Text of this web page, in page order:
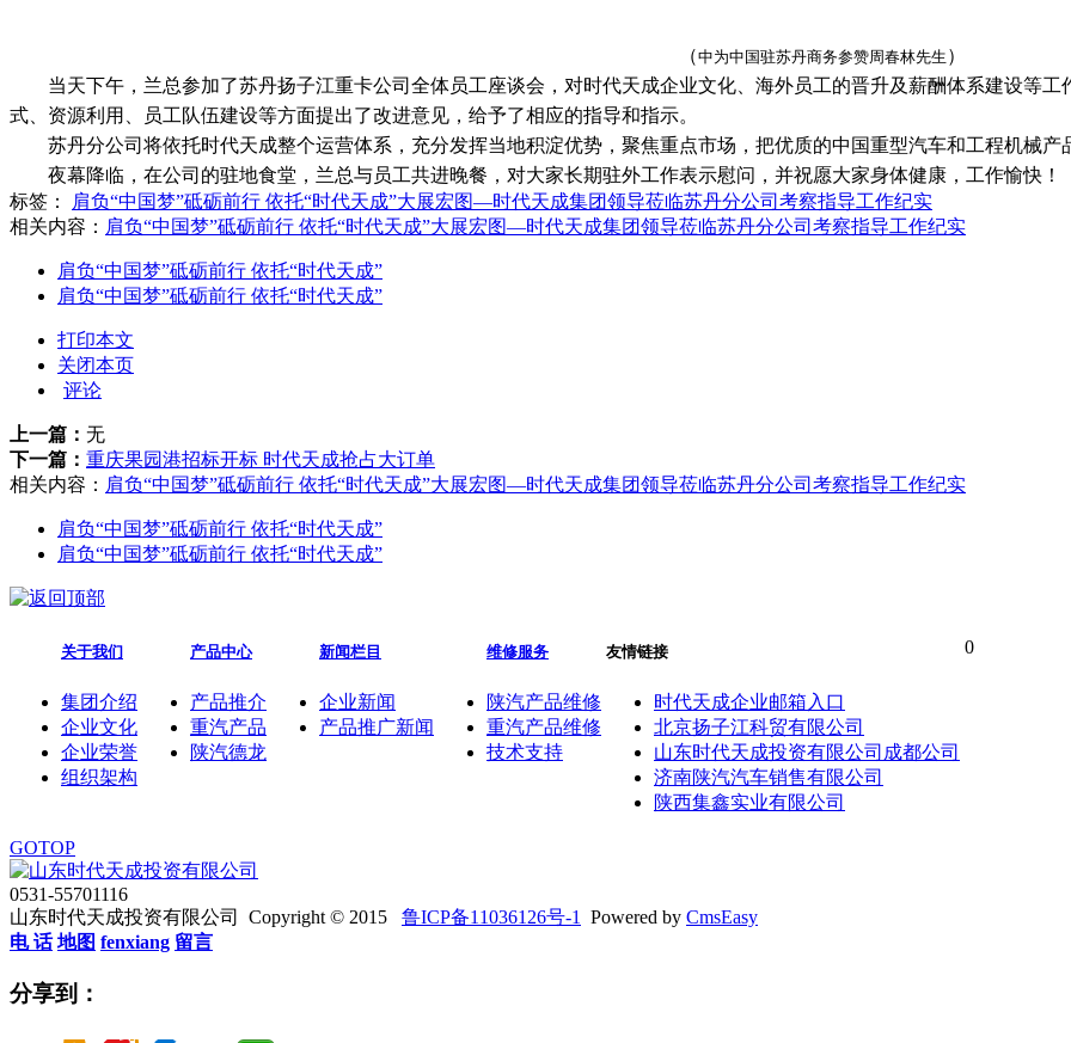
（中为中国驻苏丹商务参赞周春林先生 ）
当天下午，兰总参加了苏丹扬子江重卡公司全体员工座谈会，对时代天成企业文化、海外员工的晋升及薪酬体系建设等
式、资源利用、员工队伍建设等方面提出了改进意见，给予了相应的指导和指示。
苏丹分公司将依托时代天成整个运营体系，充分发挥当地积淀优势，聚焦重点市场，把优质的中国重型汽车和工程机械
夜幕降临，在公司的驻地食堂，兰总与员工共进晚餐，对大家长期驻外工作表示慰问，并祝愿大家身体健康，工作愉快！
标签：
肩负“中国梦”砥砺前行 依托“时代天成”大展宏图—时代天成集团领导莅临苏丹分公司考察指导工作纪实
相关内容： 肩负“中国梦”砥砺前行 依托“时代天成”大展宏图—时代天成集团领导莅临苏丹分公司考察指导工作纪实
肩负“中国梦”砥砺前行 依托“时代天成”
肩负“中国梦”砥砺前行 依托“时代天成”
打印本文
关闭本页
评论
上一篇： 无
下一篇： 重庆果园港招标开标 时代天成抢占大订单
相关内容： 肩负“中国梦”砥砺前行 依托“时代天成”大展宏图—时代天成集团领导莅临苏丹分公司考察指导工作纪实
肩负“中国梦”砥砺前行 依托“时代天成”
肩负“中国梦”砥砺前行 依托“时代天成”
关于我们
集团介绍
企业文化
企业荣誉
组织架构
产品中心
产品推介
重汽产品
陕汽德龙
新闻栏目
企业新闻
产品推广新闻
维修服务
陕汽产品维修
重汽产品维修
技术支持
友情链接
时代天成企业邮箱入口
北京扬子江科贸有限公司
山东时代天成投资有限公司成都公司
济南陕汽汽车销售有限公司
陕西集鑫实业有限公司
0
GOTOP
0531-55701116
山东时代天成投资有限公司 Copyright © 2015 鲁ICP备11036126号-1 Powered by CmsEasy
电 话 地图 fenxiang 留言
分享到：